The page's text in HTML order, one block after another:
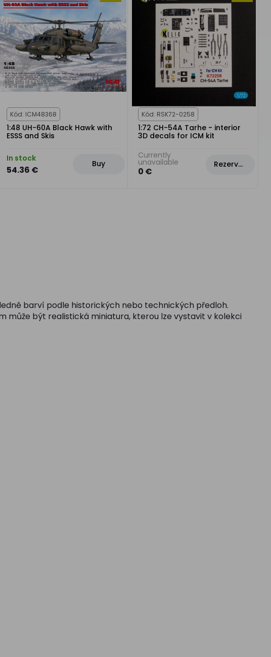
Kód: ICM48368
1:48 UH-60A Black Hawk with
ESSS and Skis
In stock
54.36 €
Buy
Kód: RSK72-0258
1:72 CH-54A Tarhe - interior
3D decals for ICM kit
Currently
unavailable
0 €
Rezervovat
barví podle historických nebo technických předloh.
může být realistická miniatura, kterou lze vystavit v kolekci